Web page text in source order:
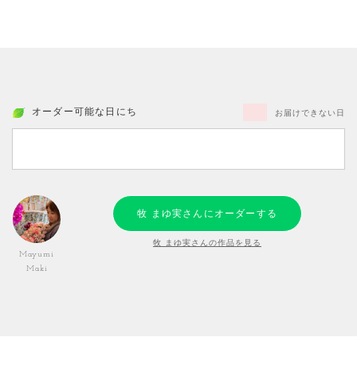
オーダー可能な日にち お届けできない日
Mayumi
Maki
牧 まゆ実さんにオーダーする
牧 まゆ実さんの作品を見る